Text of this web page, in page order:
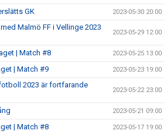
GK 2023-05-30 20:00
Malmö FF i Vellinge 2023
2023-05-29 12:00
| Match #8 2023-05-25 13:00
| Match #9 2023-05-23 19:00
2023 är fortfarande
2023-05-22 23:00
2023-05-21 09:00
| Match #8 2023-05-17 19:00